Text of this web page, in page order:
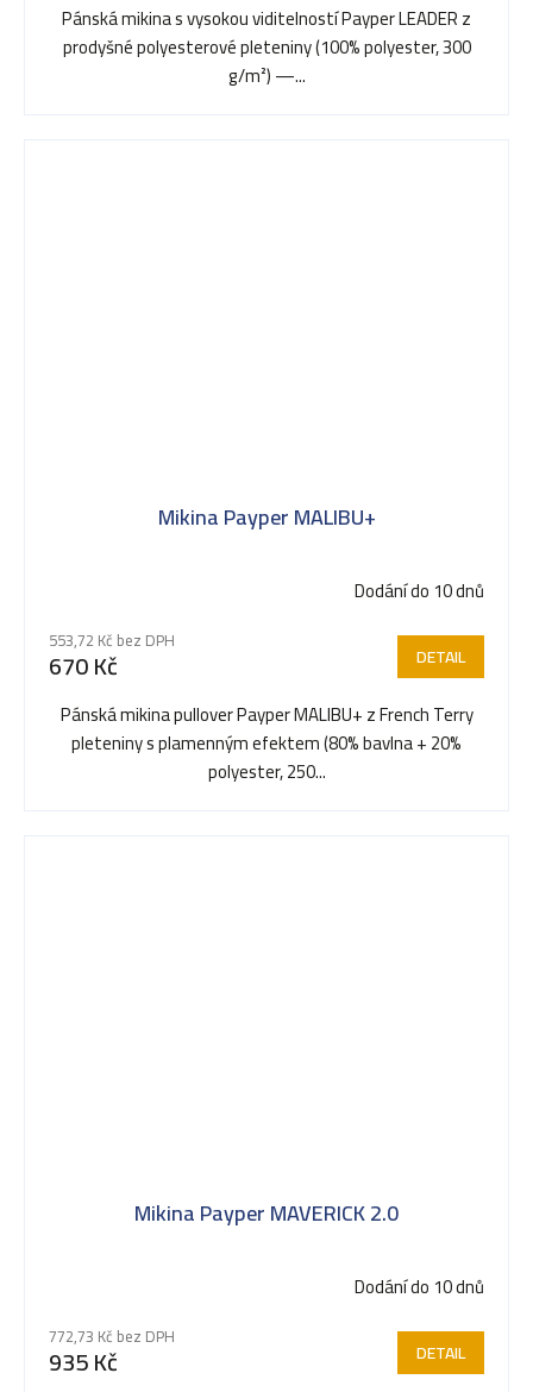
Pánská mikina s vysokou viditelností Payper LEADER z
prodyšné polyesterové pleteniny (100% polyester, 300
g/m²) —...
Mikina Payper MALIBU+
Dodání do 10 dnů
553,72 Kč bez DPH
670 Kč DETAIL
Pánská mikina pullover Payper MALIBU+ z French Terry
pleteniny s plamenným efektem (80% bavlna + 20%
polyester, 250...
Mikina Payper MAVERICK 2.0
Dodání do 10 dnů
772,73 Kč bez DPH
935 Kč DETAIL